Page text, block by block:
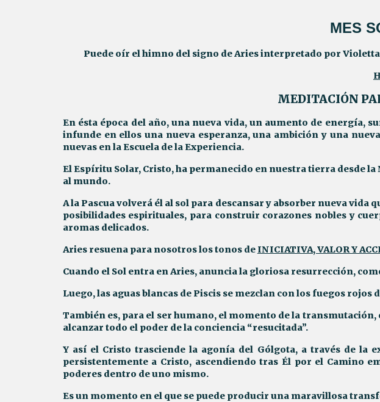
MES
Puede oír el himno del signo deAriesinterpretado por Violetta
MEDITACIÓN
En ésta época del año, una nueva vida, un aumento de energía,
infunde en ellos una nueva esperanza, una ambición y una
nuevas en la Escuela de la Experiencia.
El Espíritu Solar, Cristo, ha permanecido en nuestra tierra desde
al mundo.
A la Pascua volverá él al sol para descansar y absorber nueva
posibilidades espirituales, para construir corazones nobles y
aromas delicados.
Aries resuena para nosotros los tonos de INICIATIVA, VALOR Y
Cuando el Sol entra en Aries, anuncia la gloriosa resurrección,
Luego, las aguas blancas de Piscis se mezclan con los fuegos rojos
También es, para el ser humano, el momento de la
alcanzar todo el poder de la conciencia “resucitada”.
Y así el Cristo trasciende la agonía del Gólgota, a través de la
persistentemente a Cristo, ascendiendo tras Él por el Camino
poderes dentro de uno mismo.
Es un momento en el que se puede producir una maravillosa